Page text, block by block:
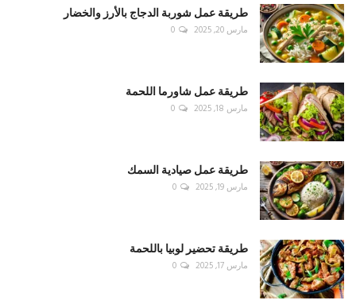
طريقة عمل شوربة الدجاج بالأرز والخضار
مارس 20, 2025 0
طريقة عمل شاورما اللحمة
مارس 18, 2025 0
طريقة عمل صيادية السمك
مارس 19, 2025 0
طريقة تحضير لوبيا باللحمة
مارس 17, 2025 0